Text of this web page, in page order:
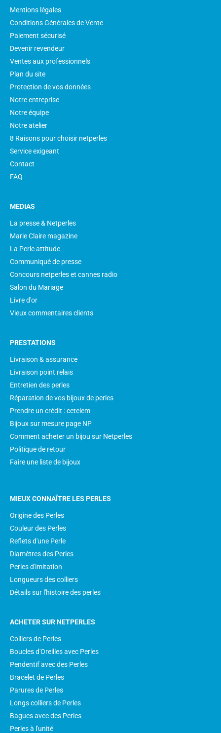
Mentions légales
Conditions Générales de Vente
Paiement sécurisé
Devenir revendeur
Ventes aux professionnels
Plan du site
Protection de vos données
Notre entreprise
Notre équipe
Notre atelier
8 Raisons pour choisir netperles
Service exigeant
Contact
FAQ
MEDIAS
La presse & Netperles
Marie Claire magazine
La Perle attitude
Communiqué de presse
Concours netperles et cannes radio
Salon du Mariage
Livre d'or
Vieux commentaires clients
PRESTATIONS
Livraison & assurance
Livraison point relais
Entretien des perles
Réparation de vos bijoux de perles
Prendre un crédit : cetelem
Bijoux sur mesure page NP
Comment acheter un bijou sur Netperles
Politique de retour
Faire une liste de bijoux
MIEUX CONNAÎTRE LES PERLES
Origine des Perles
Couleur des Perles
Reflets d'une Perle
Diamètres des Perles
Perles d'imitation
Longueurs des colliers
Détails sur l'histoire des perles
ACHETER SUR NETPERLES
Colliers de Perles
Boucles d'Oreilles avec Perles
Pendentif avec des Perles
Bracelet de Perles
Parures de Perles
Longs colliers de Perles
Bagues avec des Perles
Perles à l'unité